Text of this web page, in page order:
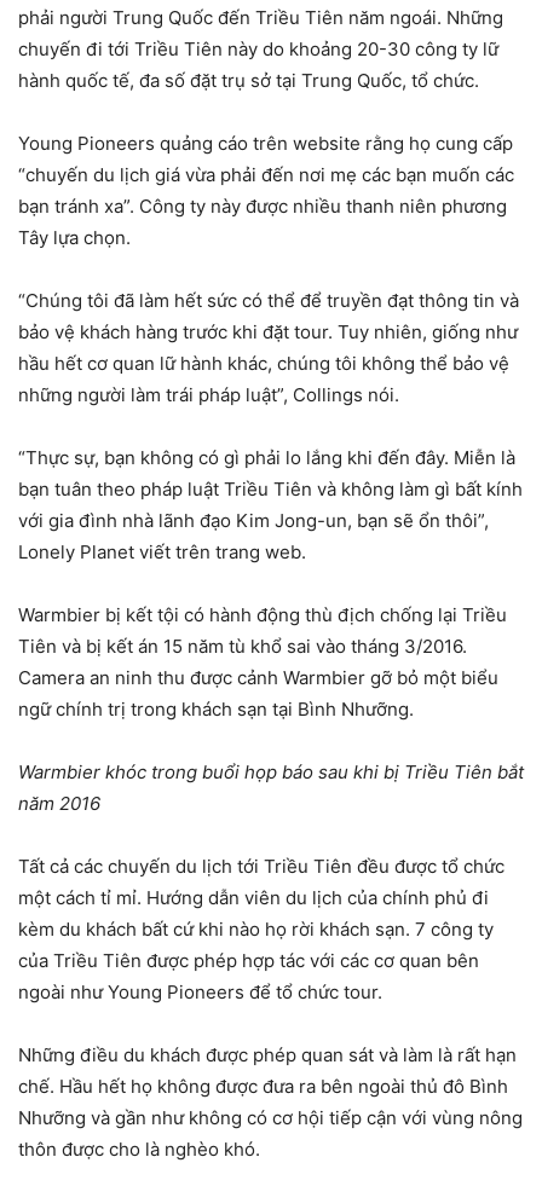
phải người Trung Quốc đến Triều Tiên năm ngoái. Những
chuyến đi tới Triều Tiên này do khoảng 20-30 công ty lữ
hành quốc tế, đa số đặt trụ sở tại Trung Quốc, tổ chức.
Young Pioneers quảng cáo trên website rằng họ cung cấp
“chuyến du lịch giá vừa phải đến nơi mẹ các bạn muốn các
bạn tránh xa”. Công ty này được nhiều thanh niên phương
Tây lựa chọn.
“Chúng tôi đã làm hết sức có thể để truyền đạt thông tin và
bảo vệ khách hàng trước khi đặt tour. Tuy nhiên, giống như
hầu hết cơ quan lữ hành khác, chúng tôi không thể bảo vệ
những người làm trái pháp luật”, Collings nói.
“Thực sự, bạn không có gì phải lo lắng khi đến đây. Miễn là
bạn tuân theo pháp luật Triều Tiên và không làm gì bất kính
với gia đình nhà lãnh đạo Kim Jong-un, bạn sẽ ổn thôi”,
Lonely Planet viết trên trang web.
Warmbier bị kết tội có hành động thù địch chống lại Triều
Tiên và bị kết án 15 năm tù khổ sai vào tháng 3/2016.
Camera an ninh thu được cảnh Warmbier gỡ bỏ một biểu
ngữ chính trị trong khách sạn tại Bình Nhưỡng.
Warmbier khóc trong buổi họp báo sau khi bị Triều Tiên bắt
năm 2016
Tất cả các chuyến du lịch tới Triều Tiên đều được tổ chức
một cách tỉ mỉ. Hướng dẫn viên du lịch của chính phủ đi
kèm du khách bất cứ khi nào họ rời khách sạn. 7 công ty
của Triều Tiên được phép hợp tác với các cơ quan bên
ngoài như Young Pioneers để tổ chức tour.
Những điều du khách được phép quan sát và làm là rất hạn
chế. Hầu hết họ không được đưa ra bên ngoài thủ đô Bình
Nhưỡng và gần như không có cơ hội tiếp cận với vùng nông
thôn được cho là nghèo khó.